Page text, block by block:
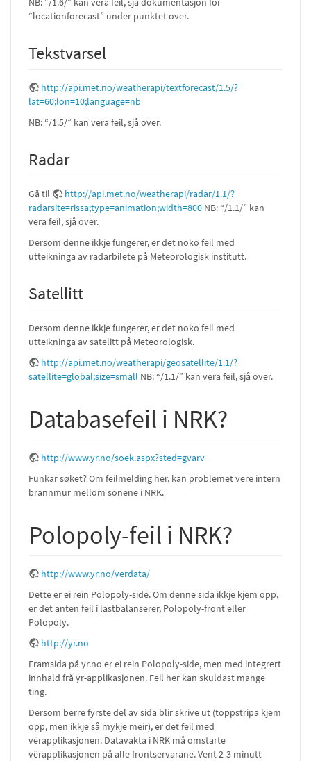
“locationforecast” under punktet over.
Tekstvarsel
http://api.met.no/weatherapi/textforecast/1.5/?
lat=60;lon=10;language=nb
NB: “/1.5/” kan vera feil, sjå over.
Radar
Gå til
http://api.met.no/weatherapi/radar/1.1/?
radarsite=rissa;type=animation;width=800 NB: “/1.1/” kan
vera feil, sjå over.
Dersom denne ikkje fungerer, er det noko feil med
utteikninga av radarbilete på Meteorologisk institutt.
Satellitt
Dersom denne ikkje fungerer, er det noko feil med
utteikninga av satelitt på Meteorologisk.
http://api.met.no/weatherapi/geosatellite/1.1/?
satellite=global;size=small NB: “/1.1/” kan vera feil, sjå over.
Databasefeil i NRK?
http://www.yr.no/soek.aspx?sted=gvarv
Funkar søket? Om feilmelding her, kan problemet vere intern
brannmur mellom sonene i NRK.
Polopoly-feil i NRK?
http://www.yr.no/verdata/
Dette er ei rein Polopoly-side. Om denne sida ikkje kjem opp,
er det anten feil i lastbalanserer, Polopoly-front eller
Polopoly.
http://yr.no
Framsida på yr.no er ei rein Polopoly-side, men med integrert
innhald frå yr-applikasjonen. Feil her kan skuldast mange
ting.
Dersom berre fyrste del av sida blir skrive ut (toppstripa kjem
opp, men ikkje så mykje meir), er det feil med
vêrapplikasjonen. Datavakta i NRK må omstarte
vêrapplikasjonen på alle frontservarane. Vent 2-3 minutt